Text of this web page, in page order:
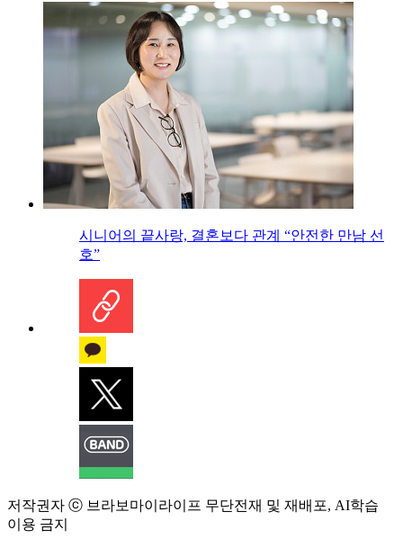
시니어의 끝사랑, 결혼보다 관계 “안전한 만남 선
호”
저작권자 ⓒ 브라보마이라이프 무단전재 및 재배포, AI학습
이용 금지